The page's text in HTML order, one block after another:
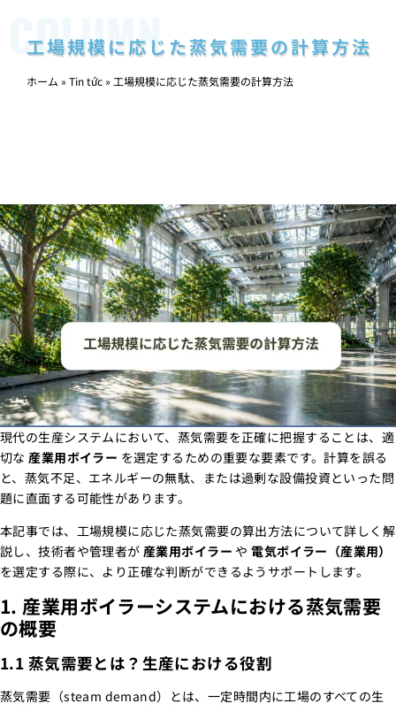
COLUMN
工場規模に応じた蒸気需要の計算方法
ホーム »Tin tức » 工場規模に応じた蒸気需要の計算方法
現代の生産システムにおいて、蒸気需要を正確に把握することは、適
切な産業用ボイラー を選定するための重要な要素です。計算を誤る
と、蒸気不足、エネルギーの無駄、または過剰な設備投資といった問
題に直面する可能性があります。
本記事では、工場規模に応じた蒸気需要の算出方法について詳しく解
説し、技術者や管理者が産業用ボイラー や電気ボイラー（産業用）
を選定する際に、より正確な判断ができるようサポートします。
1. 産業用ボイラーシステムにおける蒸気需要
の概要
1.1 蒸気需要とは？生産における役割
蒸気需要（steam demand）とは、一定時間内に工場のすべての生